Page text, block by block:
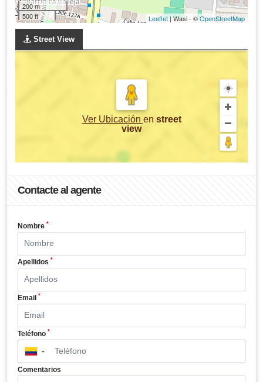
200 m
500 ft
Leaflet| Wasi - ©OpenStreetMap
Street View
Ver Ubicación en street
view
Contacte al agente
Nombre *
Apellidos *
Email *
Teléfono *
▼
Comentarios